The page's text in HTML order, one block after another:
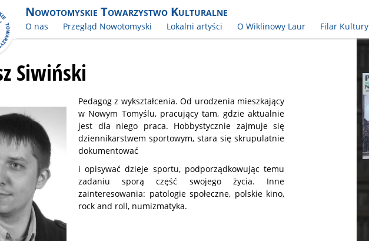
Nowotomyskie Towarzystwo Kulturalne
O nas Przegląd Nowotomyski Lokalni artyści O Wiklinowy Laur Filar Kultury
Siwiński
Pedagog z wykształcenia. Od urodzenia mieszkający
w Nowym Tomyślu, pracujący tam, gdzie aktualnie
jest dla niego praca. Hobbystycznie zajmuje się
dziennikarstwem sportowym, stara się skrupulatnie
dokumentować
i opisywać dzieje sportu, podporządkowując temu
zadaniu sporą część swojego życia. Inne
zainteresowania: patologie społeczne, polskie kino,
rock and roll, numizmatyka.